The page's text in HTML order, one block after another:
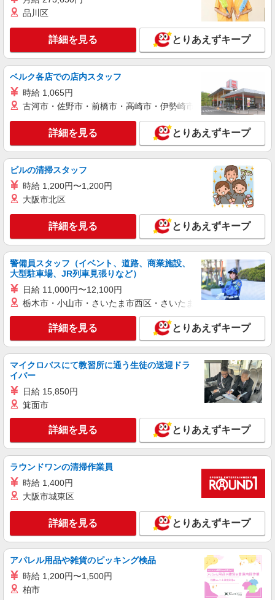
給(規定有) お友達を紹介頂くと, インセンティブ支
給(規定有) ゜・。○。・゜+゜・。○。・゜+゜
詳細を見る
株式会社シエロ
【Y!mobile】人気機種に詳しくなれる携帯販
売
時給1400〜1600円（経験・能力による） ※残
業代支給 ★交通費別途支給（規定あり） ゜
+゜・。○。・゜+゜・。○。・゜+゜ 入社祝い金10
万円支給(規定有) お友達を紹介頂くと, インセンテ
ィブ支給(規定有) ★月2回払い・週払い可能（規程
有）★ ゜・。○。・゜+゜・。○。・゜+゜
愛知県西尾市のY!mobileショップ
キープ 詳細を見る
派遣社員
株式会社シエロ
時給1400円〜 ※残業代支給 ★交通費別途支給
（規定あり） ゜+゜・。○。・゜+゜・。○。・゜
+゜ 入社祝い金10万円支給(規定有) お友達を紹介
頂くと, インセンティブ支給(規定有) ★月2回払
い・週払い可能（規程有）★ ゜・。○。・゜
+゜・。○。・゜+゜
愛知県西尾市のdocomoショップ
キープ 詳細を見る
紹介予定派遣
【docomo】の携帯販売スタッフ
時給1400円〜 ※残業代支給 ★交通費別途支給
（規定あり） ゜+゜・。○。・゜+゜・。○。・゜
+゜ 入社祝い金10万円支給(規定有) お友達を紹介
頂くと, インセンティブ支給(規定有) ★月2回払
い・週払い可能（規程有）★ ゜・。○。・゜
愛知県西尾市のdocomoショップ
キープ 詳細を見る
紹介予定派遣
株式会社シエロ
【Y!mobile】の携帯販売スタッフ
時給1400〜1600円（経験・能力による） ※残
業代支給 ★交通費別途支給（規定あり） ゜
+゜・。○。・゜+゜・。○。・゜+゜ 入社祝い金10
ィブ支給(規定有) ★月2回払い・週払い可能（規程
有）★ ゜・。○。・゜+゜・。○。・゜+゜
キープ 詳細を見る
株式会社シエロ
【docomo】人気機種に詳しくなれる携帯販売
時給1400円〜 ※残業代支給 ★交通費別途支給
品川区
詳細を見る とりあえずキープ
ベルク各店での店内スタッフ
時給 1,065円
古河市・佐野市・前橋市・高崎市・伊勢崎市・太田市・館林市
詳細を見る とりあえずキープ
ビルの清掃スタッフ
時給 1,200円〜1,200円
大阪市北区
詳細を見る とりあえずキープ
警備員スタッフ（イベント、道路、商業施設、
大型駐車場、JR列車見張りなど）
日給 11,000円〜12,100円
栃木市・小山市・さいたま市西区・さいたま市岩槻区・久喜市・
詳細を見る とりあえずキープ
マイクロバスにて教習所に通う生徒の送迎ドラ
イバー
日給 15,850円
箕面市
詳細を見る とりあえずキープ
ラウンドワンの清掃作業員
時給 1,400円
大阪市城東区
詳細を見る とりあえずキープ
アパレル用品や雑貨のピッキング検品
時給 1,200円〜1,500円
柏市